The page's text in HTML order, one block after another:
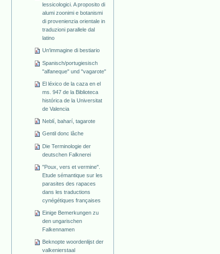
lessicologici. A proposito di
alumi zoonimi e botanismi
di provenienzia orientale in
traduzioni parallele dal
latino
Un'immagine di bestiario
Spanisch/portugiesisch
"alfaneque" und "vagarote"
El léxico de la caza en el
ms. 947 de la Biblioteca
histórica de la Universitat
de Valencia
Neblí, baharí, tagarote
Gentil donc lâche
Die Terminologie der
deutschen Falknerei
"Poux, vers et vermine".
Etude sémantique sur les
parasites des rapaces
dans les traductions
cynégétiques françaises
Einige Bemerkungen zu
den ungarischen
Falkennamen
Beknopte woordenlijst der
valkenierstaal